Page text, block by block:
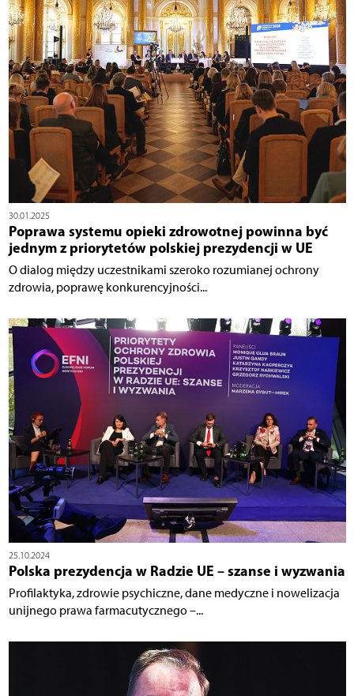
30.01.2025
Poprawa systemu opieki zdrowotnej powinna być
jednym z priorytetów polskiej prezydencji w UE
O dialog między uczestnikami szeroko rozumianej ochrony
zdrowia, poprawę konkurencyjności...
25.10.2024
Polska prezydencja w Radzie UE – szanse i wyzwania
Profilaktyka, zdrowie psychiczne, dane medyczne i nowelizacja
unijnego prawa farmacutycznego –...